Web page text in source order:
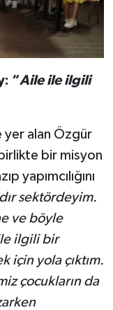
“Aile ile ilgili
yer alan Özgür
bir misyon
yapımcılığını
sektördeyim.
ve böyle
ilgili bir
için yola çıktım.
çocukların da